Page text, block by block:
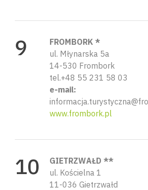
FROMBORK *
ul. Młynarska 5a
14-530 Frombork
tel.+48 55 231 58 03
e-mail:
www.frombork.pl
GIETRZWAŁD **
ul. Kościelna 1
11-036 Gietrzwałd